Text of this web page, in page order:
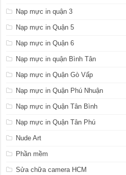
Nạp mực in quận 3
Nạp mực in Quận 5
Nạp mực in Quận 6
Nạp mực in quận Bình Tân
Nạp mực in Quận Gò Vấp
Nạp mực in Quận Phú Nhuận
Nạp mực in Quận Tân Bình
Nạp mực in Quận Tân Phú
Nude Art
Phần mềm
Sửa chữa camera HCM